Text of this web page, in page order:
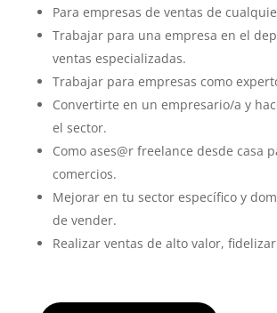
Para empresas de ventas de
Trabajar para una empresa en el
ventas especializadas.
Trabajar para empresas como
Convertirte en un empresario/a y
el sector.
Como ases@rfreelance desde casa
comercios.
Mejorar en tu sector específico y
de vender.
Realizar ventas de alto valor,